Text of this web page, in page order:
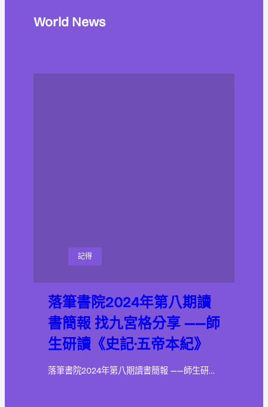
World News
記得
落筆書院2024年第八期讀
書簡報 找九宮格分享 ——師
生研讀《史記·五帝本紀》
落筆書院2024年第八期讀書簡報 ——師生研…